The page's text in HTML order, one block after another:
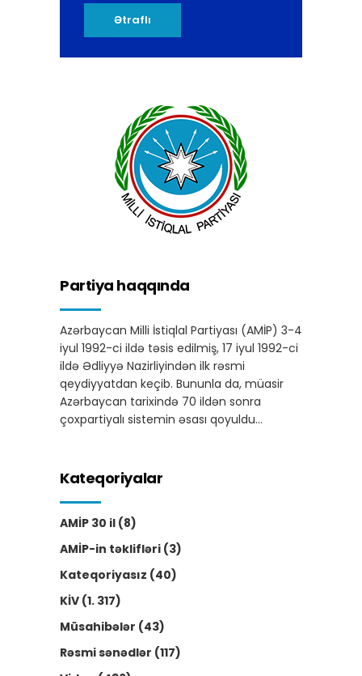
Ətraflı
Partiya haqqında
Azərbaycan Milli İstiqlal Partiyası (AMİP) 3-4
iyul 1992-ci ildə təsis edilmiş, 17 iyul 1992-ci
ildə Ədliyyə Nazirliyindən ilk rəsmi
qeydiyyatdan keçib. Bununla da, müasir
Azərbaycan tarixində 70 ildən sonra
çoxpartiyalı sistemin əsası qoyuldu…
Kateqoriyalar
AMİP 30 il (8)
AMİP-in təklifləri (3)
Kateqoriyasız (40)
KİV (1. 317)
Müsahibələr (43)
Rəsmi sənədlər (117)